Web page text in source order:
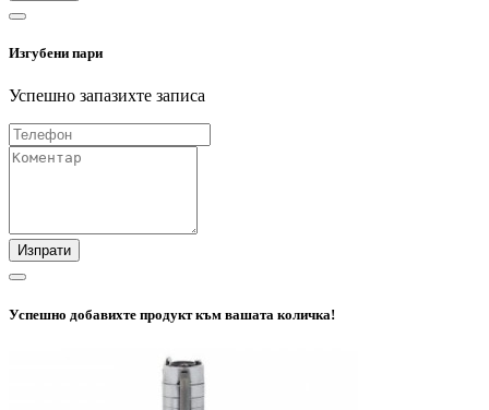
Изгубени пари
Успешно запазихте записа
Изпрати
Успешно добавихте продукт към вашата количка!